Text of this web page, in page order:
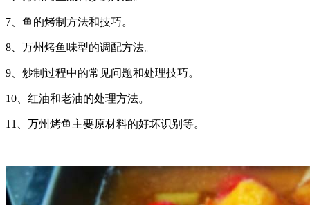
7、鱼的烤制方法和技巧。
8、万州烤鱼味型的调配方法。
9、炒制过程中的常见问题和处理技巧。
10、红油和老油的处理方法。
11、万州烤鱼主要原材料的好坏识别等。